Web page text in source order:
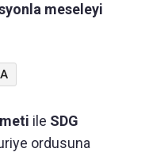
meseleyi
ile SDG
ordusuna